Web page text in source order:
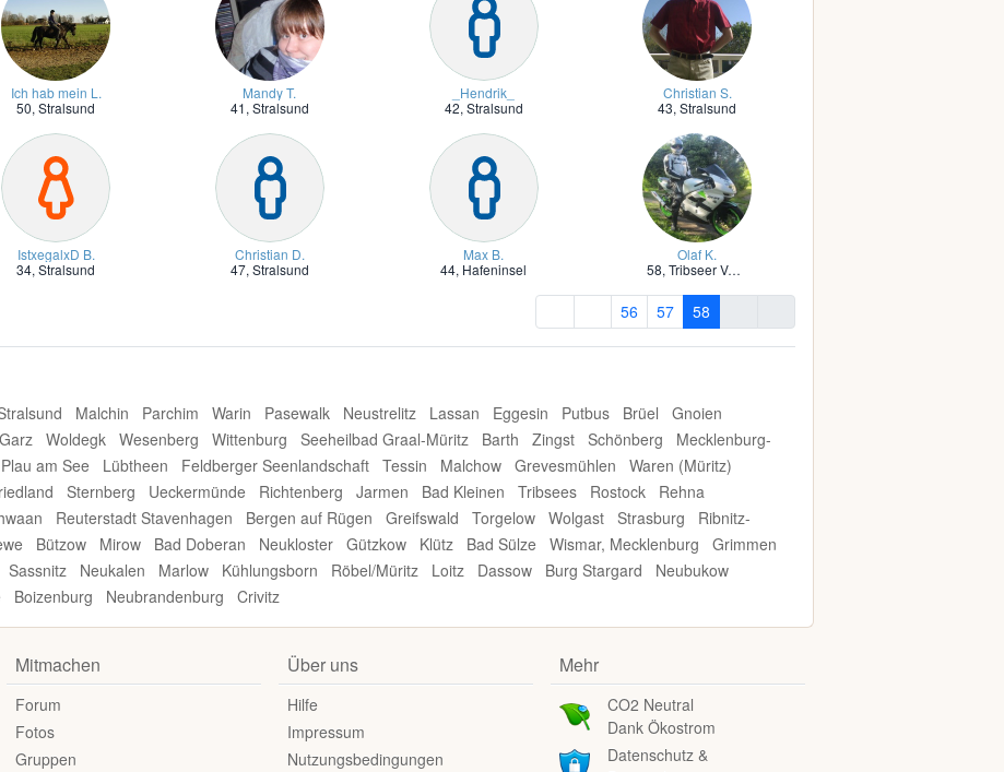
Ich hab mein L.
50,Stralsund
Mandy T.
41, Stralsund
_Hendrik_
42, Stralsund
Christian S.
43,Stralsund
IstxegalxD B.
34,Stralsund
Christian D.
47, Stralsund
Max B.
44, Hafeninsel
Olaf K.
58,Tribseer Vorstadt
56 57 58
Malchin Parchim Warin Pasewalk Neustrelitz Lassan Eggesin Putbus Brüel
Gnoien
Garz Woldegk Wesenberg Wittenburg Seeheilbad Graal-Müritz Barth Zingst Schönberg
Mecklenburg-
Plau am See Lübtheen Feldberger Seenlandschaft Tessin Malchow Grevesmühlen
Waren (Müritz)
Sternberg Ueckermünde Richtenberg Jarmen Bad Kleinen Tribsees Rostock
Rehna
Reuterstadt Stavenhagen Bergen auf Rügen Greifswald Torgelow Wolgast Strasburg
Ribnitz-
Bützow Mirow Bad Doberan Neukloster Gützkow Klütz Bad Sülze Wismar, Mecklenburg
Grimmen
Sassnitz Neukalen Marlow Kühlungsborn Röbel/Müritz Loitz Dassow Burg Stargard
Neubukow
Boizenburg Neubrandenburg Crivitz
Mitmachen
Forum
Fotos
Gruppen
Über uns
Hilfe
Impressum
Nutzungsbedingungen
Mehr
CO2 Neutral
Dank Ökostrom
Datenschutz &